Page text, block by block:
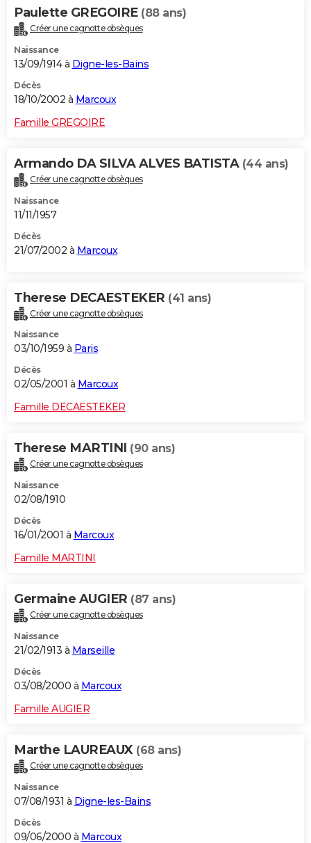
Paulette GREGOIRE (88 ans)
Créer une cagnotte obsèques
Naissance
13/09/1914 à Digne-les-Bains
Décès
18/10/2002 à Marcoux
Famille GREGOIRE
Armando DA SILVA ALVES BATISTA (44 ans)
Créer une cagnotte obsèques
Naissance
11/11/1957
Décès
21/07/2002 à Marcoux
Therese DECAESTEKER (41 ans)
Créer une cagnotte obsèques
Naissance
03/10/1959 à Paris
Décès
02/05/2001 à Marcoux
Famille DECAESTEKER
Therese MARTINI (90 ans)
Créer une cagnotte obsèques
Naissance
02/08/1910
Décès
16/01/2001 à Marcoux
Famille MARTINI
Germaine AUGIER (87 ans)
Créer une cagnotte obsèques
Naissance
21/02/1913 à Marseille
Décès
03/08/2000 à Marcoux
Famille AUGIER
Marthe LAUREAUX (68 ans)
Créer une cagnotte obsèques
Naissance
07/08/1931 à Digne-les-Bains
Décès
09/06/2000 à Marcoux